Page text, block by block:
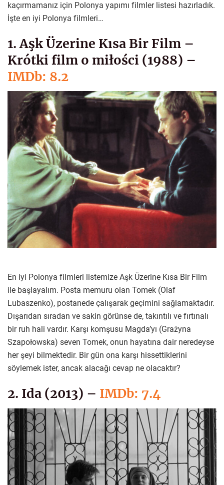
kaçırmamanız için Polonya yapımı filmler listesi hazırladık.
İşte en iyi Polonya filmleri…
1. Aşk Üzerine Kısa Bir Film –
Krótki film o miłości (1988) –
IMDb: 8.2
En iyi Polonya filmleri listemize Aşk Üzerine Kısa Bir Film
ile başlayalım. Posta memuru olan Tomek (Olaf
Lubaszenko), postanede çalışarak geçimini sağlamaktadır.
Dışarıdan sıradan ve sakin görünse de, takıntılı ve fırtınalı
bir ruh hali vardır. Karşı komşusu Magda’yı (Grażyna
Szapołowska) seven Tomek, onun hayatına dair neredeyse
her şeyi bilmektedir. Bir gün ona karşı hissettiklerini
söylemek ister, ancak alacağı cevap ne olacaktır?
2. Ida (2013) – IMDb: 7.4